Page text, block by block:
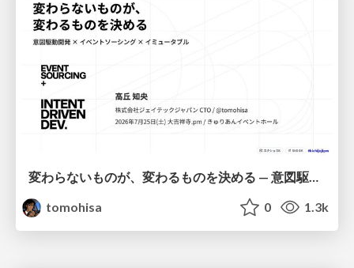
変わらないものが、変わるものを決める — 意図駆動開発 × イベントソーシング × イミュータブル | What Doesn't Change Decides What Can — IDD × Event Sourcing × Immutability
tomohisa
0 1.3k